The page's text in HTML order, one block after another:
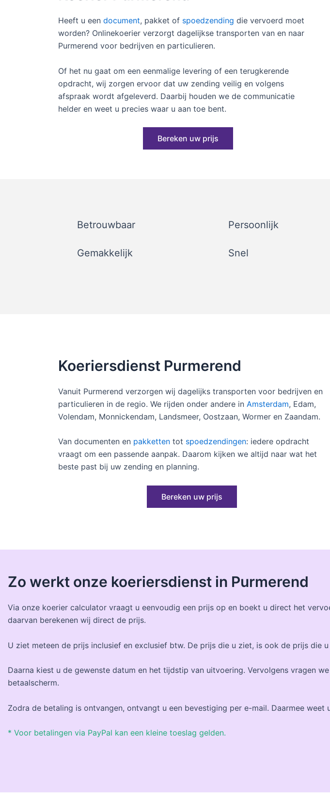
Heeft u een document, pakket of spoedzending die vervoerd moet
worden? Onlinekoerier verzorgt dagelijkse transporten van en naar
Purmerend voor bedrijven en particulieren.
Of het nu gaat om een eenmalige levering of een terugkerende
opdracht, wij zorgen ervoor dat uw zending veilig en volgens
afspraak wordt afgeleverd. Daarbij houden we de communicatie
helder en weet u precies waar u aan toe bent.
Bereken uw prijs
Betrouwbaar
Gemakkelijk
Persoonlijk
Snel
Koeriersdienst Purmerend
Vanuit Purmerend verzorgen wij dagelijks transporten voor bedrijven en
particulieren in de regio. We rijden onder andere in Amsterdam, Edam,
Volendam, Monnickendam, Landsmeer, Oostzaan, Wormer en Zaandam.
Van documenten en pakketten tot spoedzendingen: iedere opdracht
vraagt om een passende aanpak. Daarom kijken we altijd naar wat het
beste past bij uw zending en planning.
Bereken uw prijs
Zo werkt onze koeriersdienst in Purmerend
Via onze koerier calculator vraagt u eenvoudig een prijs op en boekt u direct het
daarvan berekenen wij direct de prijs.
U ziet meteen de prijs inclusief en exclusief btw. De prijs die u ziet, is ook de prijs die
Daarna kiest u de gewenste datum en het tijdstip van uitvoering. Vervolgens vragen
betaalscherm.
Zodra de betaling is ontvangen, ontvangt u een bevestiging per e-mail. Daarmee
* Voor betalingen via PayPal kan een kleine toeslag gelden.